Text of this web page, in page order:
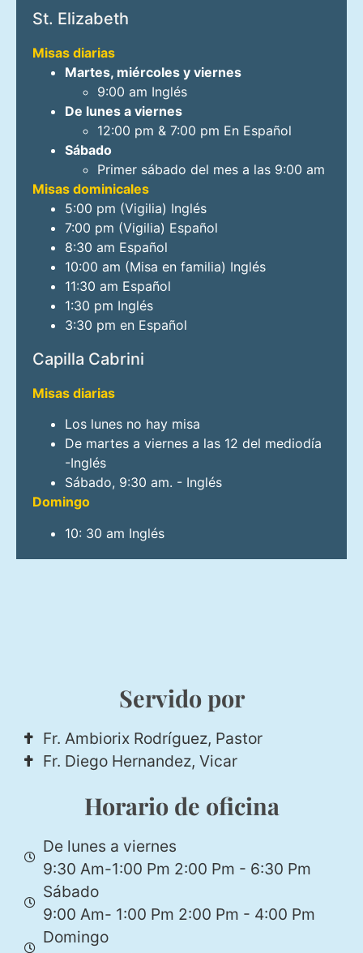
St. Elizabeth
Misas diarias
Martes, miércoles y viernes
9:00 am Inglés
De lunes a viernes
12:00 pm & 7:00 pm En Español
Sábado
Primer sábado del mes a las 9:00 am
Misas dominicales
5:00 pm (Vigilia) Inglés
7:00 pm (Vigilia) Español
8:30 am Español
10:00 am (Misa en familia) Inglés
11:30 am Español
1:30 pm Inglés
3:30 pm en Español
Capilla Cabrini
Misas diarias
Los lunes no hay misa
De martes a viernes a las 12 del mediodía
-Inglés
Sábado, 9:30 am. - Inglés
Domingo
10: 30 am Inglés
Servido por
Fr. Ambiorix Rodríguez, Pastor
Fr. Diego Hernandez, Vicar
Horario de oficina
De lunes a viernes
9:30 Am-1:00 Pm 2:00 Pm - 6:30 Pm
Sábado
9:00 Am- 1:00 Pm 2:00 Pm - 4:00 Pm
Domingo